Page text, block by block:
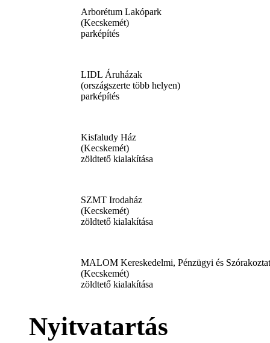
Arborétum Lakópark
(Kecskemét)
parképítés
LIDL Áruházak
(országszerte több helyen)
parképítés
Kisfaludy Ház
(Kecskemét)
zöldtető kialakítása
SZMT Irodaház
(Kecskemét)
zöldtető kialakítása
MALOM Kereskedelmi, Pénzügyi és
(Kecskemét)
zöldtető kialakítása
Nyitvatartás